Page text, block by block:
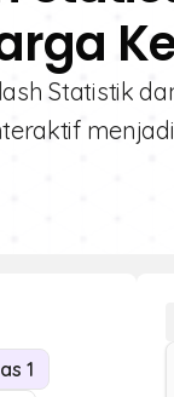
Statistik
1